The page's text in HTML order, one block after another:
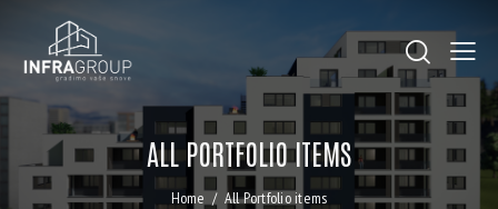
ALL PORTFOLIO ITEMS
Home All Portfolio items